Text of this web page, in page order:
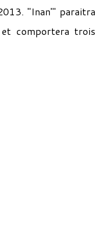
"Inan'" paraitra
comportera trois